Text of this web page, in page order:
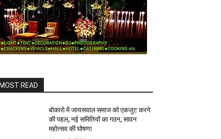
READ
बोकारो में जायसवाल समाज को एकजुट करने
की पहल, नई समितियों का गठन, सावन
महोत्सव की घोषणा